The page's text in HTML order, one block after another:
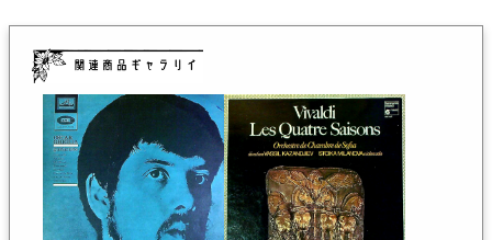
の大胆な表現を可能にしている。高難易度の通常、破綻
なく弾き上げることがプロでも精一杯だが、極端な腕前
の持ち主は例えばヴァレリー・カミショフのような曲芸
を精緻にやってのける。ルディにも似たよな傾向が見ら
れる。こんな演奏が可能なピアニストはプロの中でも一
握りだろう。A面のロ短調ソナタではわざと遅いテンポを
用いて随所に見せ場を作っている。ただ上手いというだ
けではここまでの演奏はできない。曲の中にユーモアと